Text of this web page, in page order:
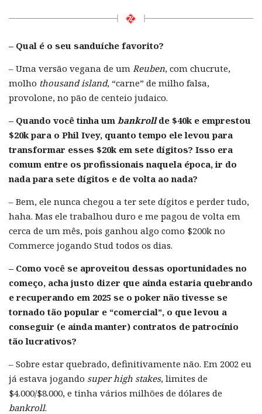
– Qual é o seu sanduíche favorito?
– Uma versão vegana de um Reuben, com chucrute,
molho thousand island, “carne” de milho falsa,
provolone, no pão de centeio judaico.
– Quando você tinha um bankrollde $40k e emprestou
$20k para o Phil Ivey, quanto tempo ele levou para
transformar esses $20k em sete dígitos? Isso era
comum entre os profissionais naquela época, ir do
nada para sete dígitos e de volta ao nada?
– Bem, ele nunca chegou a ter sete dígitos e perder tudo,
haha. Mas ele trabalhou duro e me pagou de volta em
cerca de um mês, pois ganhou algo como $200k no
Commerce jogando Stud todos os dias.
– Como você se aproveitou dessas oportunidades no
começo, acha justo dizer que ainda estaria quebrando
e recuperando em 2025 se o poker não tivesse se
tornado tão popular e “comercial”, o que levou a
conseguir (e ainda manter) contratos de patrocínio
tão lucrativos?
– Sobre estar quebrado, definitivamente não. Em 2002 eu
já estava jogando super high stakes, limites de
$4.000/$8.000, e tinha vários milhões de dólares de
bankroll.